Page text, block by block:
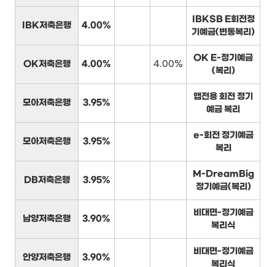
IBK저축은행 4.00%
IBKSB E회전정
기예금(변동복리)
OK저축은행 4.00% 4.00%
OK E-정기예금
(복리)
모아저축은행 3.95%
앱전용 회전 정기
예금 복리
모아저축은행 3.95%
e-회전 정기예금
복리
DB저축은행 3.95%
M-DreamBig
정기예금(복리)
남양저축은행 3.90%
비대면-정기예금
복리식
안양저축은행 3.90%
비대면-정기예금
복리식